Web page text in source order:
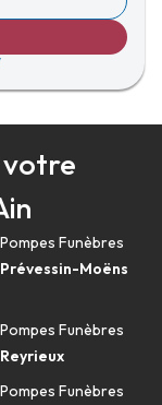
votre
Pompes Funèbres
Prévessin-Moëns
Pompes Funèbres
Reyrieux
Pompes Funèbres